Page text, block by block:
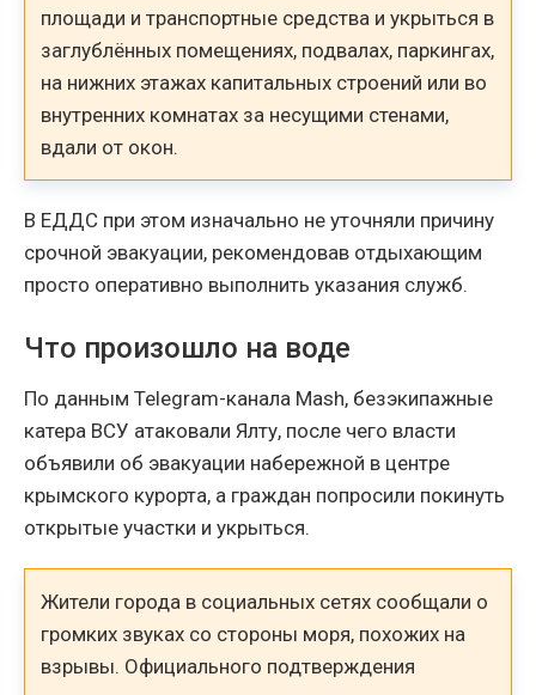
площади и транспортные средства и укрыться в
заглублённых помещениях, подвалах, паркингах,
на нижних этажах капитальных строений или во
внутренних комнатах за несущими стенами,
вдали от окон.
В ЕДДС при этом изначально не уточняли причину
срочной эвакуации, рекомендовав отдыхающим
просто оперативно выполнить указания служб.
Что произошло на воде
По данным Telegram-канала Mash, безэкипажные
катера ВСУ атаковали Ялту, после чего власти
объявили об эвакуации набережной в центре
крымского курорта, а граждан попросили покинуть
открытые участки и укрыться.
Жители города в социальных сетях сообщали о
громких звуках со стороны моря, похожих на
взрывы. Официального подтверждения